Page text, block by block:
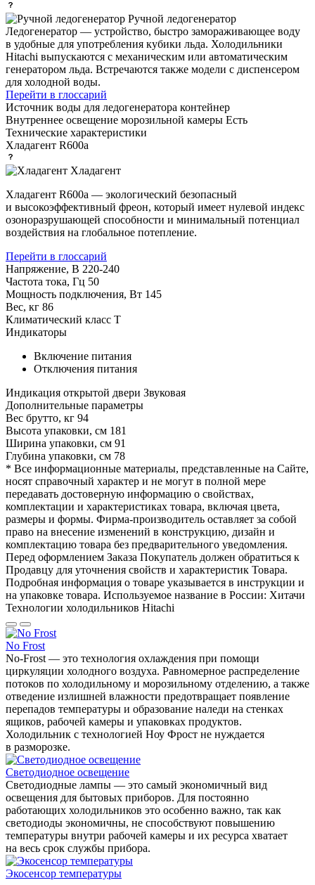
Ручной ледогенератор
Ледогенератор — устройство, быстро замораживающее воду
в удобные для употребления кубики льда. Холодильники
Hitachi выпускаются с механическим или автоматическим
генератором льда. Встречаются также модели с диспенсером
для холодной воды.
Перейти в глоссарий
Источник воды для ледогенератора контейнер
Внутреннее освещение морозильной камеры Есть
Технические характеристики
Хладагент R600a
Хладагент
Хладагент R600a — экологический безопасный
и высокоэффективный фреон, который имеет нулевой индекс
озоноразрушающей способности и минимальный потенциал
воздействия на глобальное потепление.
Перейти в глоссарий
Напряжение, В 220-240
Частота тока, Гц 50
Мощность подключения, Вт 145
Вес, кг 86
Климатический класс T
Индикаторы
Включение питания
Отключения питания
Индикация открытой двери Звуковая
Дополнительные параметры
Вес брутто, кг 94
Высота упаковки, см 181
Ширина упаковки, см 91
Глубина упаковки, см 78
* Все информационные материалы, представленные на Сайте,
носят справочный характер и не могут в полной мере
передавать достоверную информацию о свойствах,
комплектации и характеристиках товара, включая цвета,
размеры и формы. Фирма-производитель оставляет за собой
право на внесение изменений в конструкцию, дизайн и
комплектацию товара без предварительного уведомления.
Перед оформлением Заказа Покупатель должен обратиться к
Продавцу для уточнения свойств и характеристик Товара.
Подробная информация о товаре указывается в инструкции и
на упаковке товара. Используемое название в России: Хитачи
Технологии холодильников Hitachi
No Frost
No-Frost — это технология охлаждения при помощи
циркуляции холодного воздуха. Равномерное распределение
потоков по холодильному и морозильному отделению, а также
отведение излишней влажности предотвращает появление
перепадов температуры и образование наледи на стенках
ящиков, рабочей камеры и упаковках продуктов.
Холодильник с технологией Ноу Фрост не нуждается
в разморозке.
Светодиодное освещение
Светодиодные лампы — это самый экономичный вид
освещения для бытовых приборов. Для постоянно
работающих холодильников это особенно важно, так как
светодиоды экономичны, не способствуют повышению
температуры внутри рабочей камеры и их ресурса хватает
на весь срок службы прибора.
Экосенсор температуры